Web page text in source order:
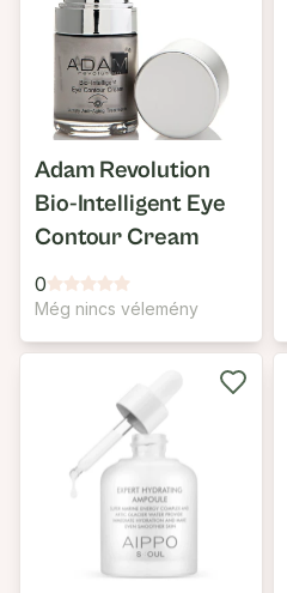
Adam Revolution
Bio-Intelligent Eye
Contour Cream
0
Még nincs vélemény